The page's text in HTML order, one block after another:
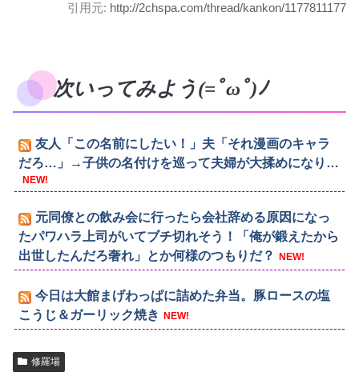
引用元: http://2chspa.com/thread/kankon/1177811177
次いってみよう(=ﾟωﾟ)ﾉ
友人「この名前にしたい！」夫「それ漫画のキャラ
だろ…」→子供の名付けを巡って夫婦が大揉めになり…
NEW!
元同僚との飲み会に行ったら会社辞める原因になっ
たパワハラ上司がいてブチ切れそう！「俺が鍛えたから
出世したんだろ奢れ」とか何様のつもりだ？
NEW!
今日は大館まげわっぱに詰めた弁当。豚ロースの塩
こうじ＆ガーリック焼き
NEW!
修羅場